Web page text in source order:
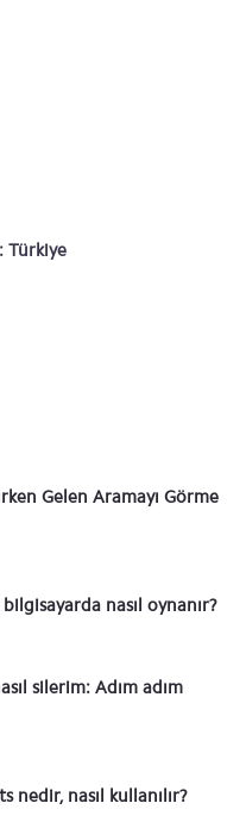
Türkiye
Gelen Aramayı Görme
nasıl oynanır?
silerim: Adım adım
nedir, nasıl kullanılır?